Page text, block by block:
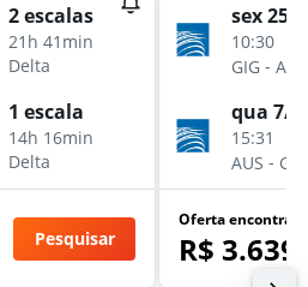
2 escalas
21h 41min
Delta
1 escala
14h 16min
Delta
Pesquisar
sex 25/9
10:30
GIG - AUS
qua 7/
15:31
AUS - GIG
Oferta
R$ 3.639